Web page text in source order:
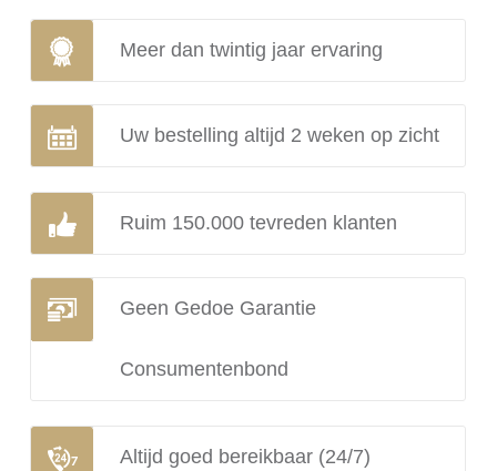
Meer dan twintig jaar ervaring
Uw bestelling altijd 2 weken op zicht
Ruim 150.000 tevreden klanten
Geen Gedoe Garantie
Consumentenbond
Altijd goed bereikbaar (24/7)